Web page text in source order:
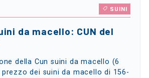
SUINI
da macello: CUN del
della Cun suini da macello (6
dei suini da macello di 156-